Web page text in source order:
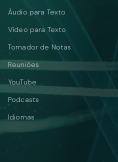
Áudio para Texto
Vídeo para Texto
Tomador de Notas
Reuniões
YouTube
Podcasts
Idiomas